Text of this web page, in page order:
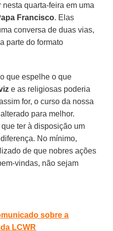
quarta-feira em uma
Francisco. Elas
conversa de duas vias,
parte do formato
que espelhe o que
e as religiosas poderia
for, o curso da nossa
para melhor.
ter à disposição um
No mínimo,
de que nobres ações
vindas, não sejam
sobre a
LCWR